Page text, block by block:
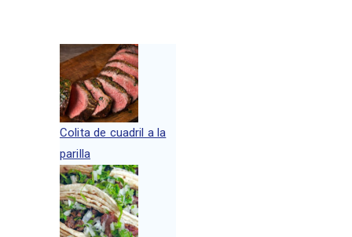
Colita de cuadril a la
parilla